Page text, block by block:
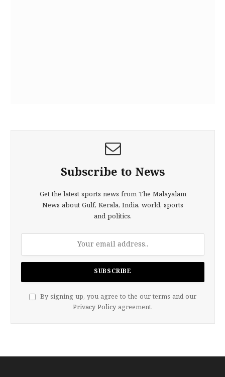
Subscribe to News
Get the latest sports news from The Malayalam
News about Gulf, Kerala, India, world, sports
and politics.
By signing up, you agree to the our terms and our
Privacy Policy agreement.